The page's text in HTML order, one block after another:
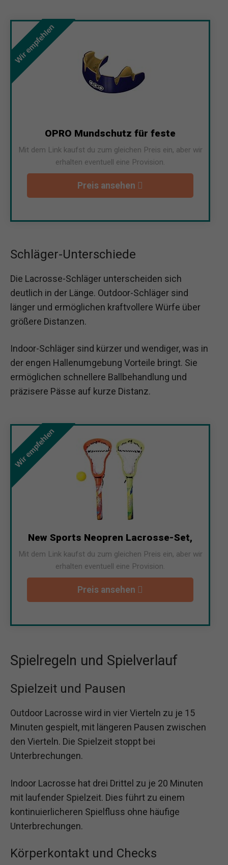
Wir empfehlen
OPRO Mundschutz für feste
Mit dem Link kaufst du zum gleichen Preis ein, aber wir
erhalten eventuell eine Provision.
Preis ansehen
Schläger-Unterschiede
Die Lacrosse-Schläger unterscheiden sich
deutlich in der Länge. Outdoor-Schläger sind
länger und ermöglichen kraftvollere Würfe über
größere Distanzen.
Indoor-Schläger sind kürzer und wendiger, was in
der engen Hallenumgebung Vorteile bringt. Sie
ermöglichen schnellere Ballbehandlung und
präzisere Pässe auf kurze Distanz.
Wir empfehlen
New Sports Neopren Lacrosse-Set,
Mit dem Link kaufst du zum gleichen Preis ein, aber wir
erhalten eventuell eine Provision.
Preis ansehen
Spielregeln und Spielverlauf
Spielzeit und Pausen
Outdoor Lacrosse wird in vier Vierteln zu je 15
Minuten gespielt, mit längeren Pausen zwischen
den Vierteln. Die Spielzeit stoppt bei
Unterbrechungen.
Indoor Lacrosse hat drei Drittel zu je 20 Minuten
mit laufender Spielzeit. Dies führt zu einem
kontinuierlicheren Spielfluss ohne häufige
Unterbrechungen.
Körperkontakt und Checks